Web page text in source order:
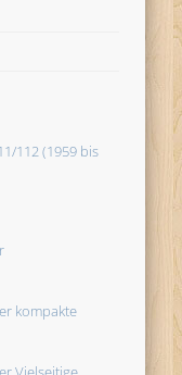
112 (1959 bis
kompakte